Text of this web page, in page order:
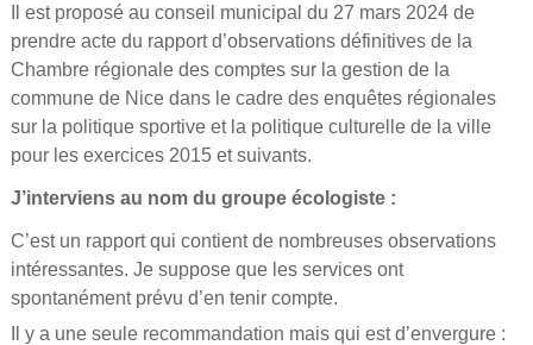
Il est proposé au conseil municipal du 27 mars 2024 de
prendre acte du rapport d’observations définitives de la
Chambre régionale des comptes sur la gestion de la
commune de Nice dans le cadre des enquêtes régionales
sur la politique sportive et la politique culturelle de la ville
pour les exercices 2015 et suivants.
J’interviens au nom du groupe écologiste :
C’est un rapport qui contient de nombreuses observations
intéressantes. Je suppose que les services ont
spontanément prévu d’en tenir compte.
Il y a une seule recommandation mais qui est d’envergure :